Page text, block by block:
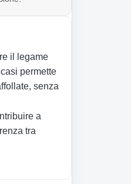
il legame
permette
senza
a
tra